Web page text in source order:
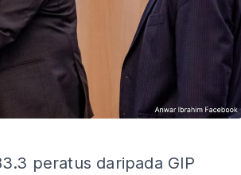
peratus daripada GIP